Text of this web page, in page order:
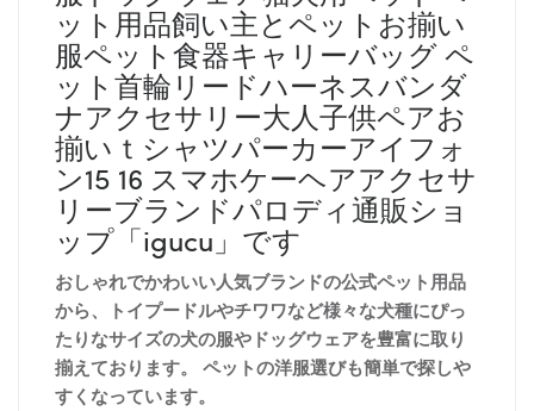
ット用品飼い主とペットお揃い
服ペット食器キャリーバッグ ペ
ット首輪リードハーネスバンダ
ナアクセサリー大人子供ペアお
揃いｔシャツパーカーアイフォ
ン15 16 スマホケーヘアアクセサ
リーブランドパロディ通販ショ
ップ「igucu」です
おしゃれでかわいい人気ブランドの公式ペット用品
から、トイプードルやチワワなど様々な犬種にぴっ
たりなサイズの犬の服やドッグウェアを豊富に取り
揃えております。 ペットの洋服選びも簡単で探しや
すくなっています。